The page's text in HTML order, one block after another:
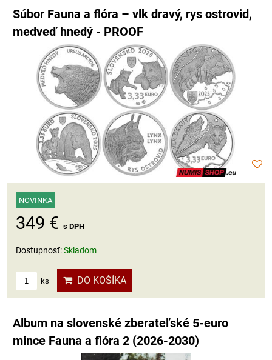
Súbor Fauna a flóra – vlk dravý, rys ostrovid,
medveď hnedý - PROOF
NOVINKA
349 € s DPH
Dostupnosť:Skladom
ks DO KOŠÍKA
Album na slovenské zberateľské 5-euro
mince Fauna a flóra 2 (2026-2030)